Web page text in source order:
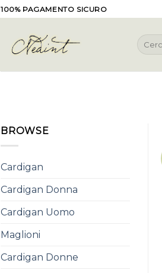
100% PAGAMENTO SICURO
Cerca:
BROWSE
Cardigan
Cardigan Donna
Cardigan Uomo
Maglioni
Cardigan Donne